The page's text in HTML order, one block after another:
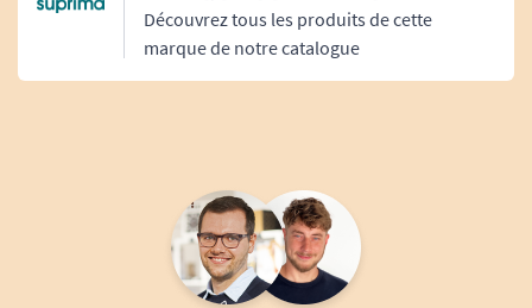
Découvrez tous les produits de cette
marque de notre catalogue